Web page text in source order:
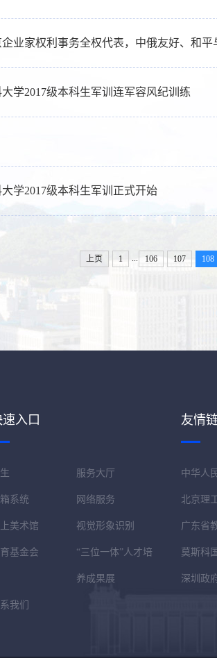
业家权利事务全权代表，中俄友好、和
学2017级本科生军训连军容风纪训练
学2017级本科生军训正式开始
上页 1 106 107 108
入口
服务大厅
系统 网络服务
美术馆 视觉形象识别
基金会 “三位一体”人才培
养成果展
我们
友情
中华人
北京理
广东省
莫斯科
深圳政